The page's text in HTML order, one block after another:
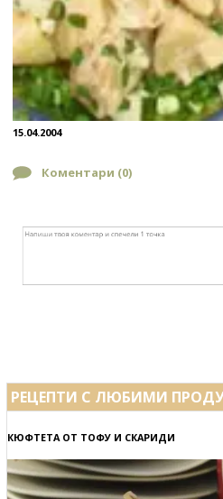
15.04.2004
Коментари (0)
РЕЦЕПТИ С ЛЮБИМИ
КЮФТЕТА ОТ ТОФУ И СКАРИДИ